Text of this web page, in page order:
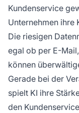
Kundenservice
Unternehmen ihre
Die riesigen
egal ob per E-Mail,
können
Gerade bei der
spielt KI ihre
den